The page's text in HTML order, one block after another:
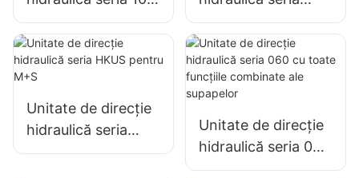
tip Eaton pentru
tractor
OSPC LS cu orificiu
LS pentru Danfoss
Unitate de direcție
hidraulică seria
HKUS pentru M+S
Unitate de direcție
hidraulică seria 060
cu toate funcțiile